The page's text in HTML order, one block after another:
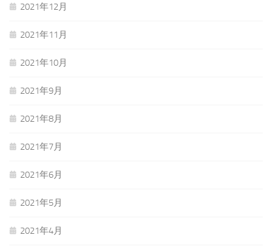
2021年12月
2021年11月
2021年10月
2021年9月
2021年8月
2021年7月
2021年6月
2021年5月
2021年4月